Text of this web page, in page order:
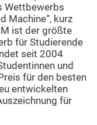
Wettbewerbs
Machine“, kurz
ist der größte
für Studierende
seit 2004
und
für den besten
entwickelten
für